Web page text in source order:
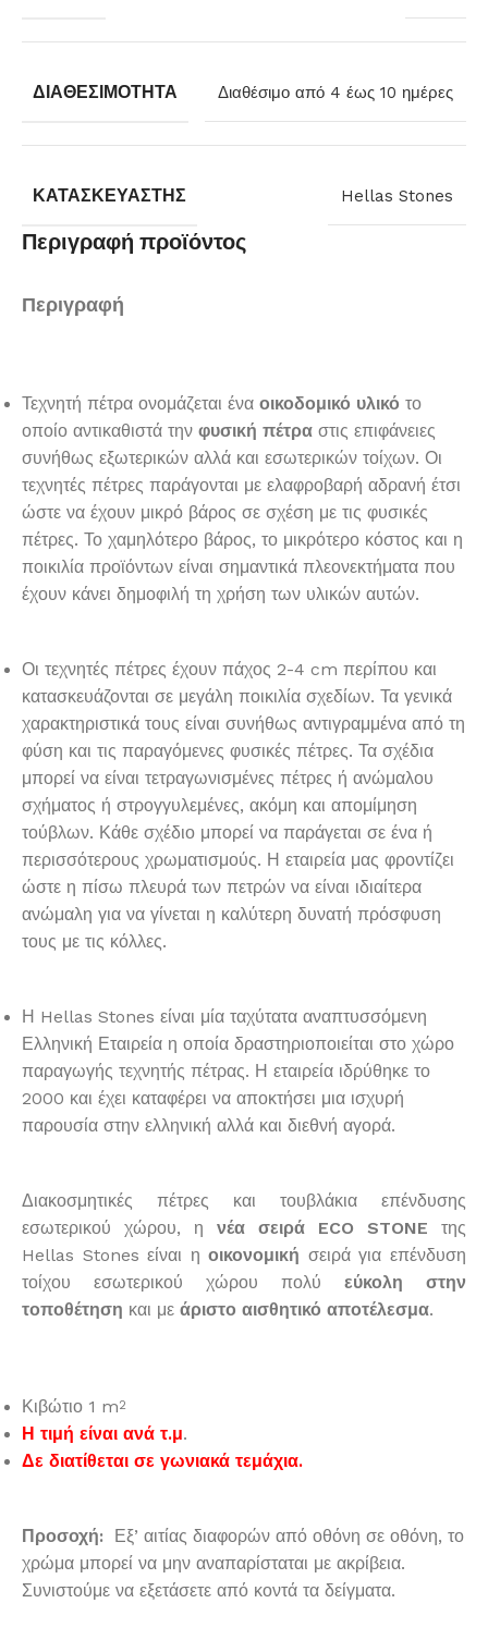
ΔΙΑΘΕΣΙΜΌΤΗΤΑ Διαθέσιμο από 4 έως 10 ημέρες
ΚΑΤΑΣΚΕΥΑΣΤΉΣ Hellas Stones
Περιγραφή προϊόντος
Περιγραφή
Τεχνητή πέτρα ονομάζεται ένα οικοδομικό υλικό το
οποίο αντικαθιστά την φυσική πέτρα στις επιφάνειες
συνήθως εξωτερικών αλλά και εσωτερικών τοίχων. Οι
τεχνητές πέτρες παράγονται με ελαφροβαρή αδρανή έτσι
ώστε να έχουν μικρό βάρος σε σχέση με τις φυσικές
πέτρες. Το χαμηλότερο βάρος, το μικρότερο κόστος και η
ποικιλία προϊόντων είναι σημαντικά πλεονεκτήματα που
έχουν κάνει δημοφιλή τη χρήση των υλικών αυτών.
Οι τεχνητές πέτρες έχουν πάχος 2-4 cm περίπου και
κατασκευάζονται σε μεγάλη ποικιλία σχεδίων. Τα γενικά
χαρακτηριστικά τους είναι συνήθως αντιγραμμένα από τη
φύση και τις παραγόμενες φυσικές πέτρες. Τα σχέδια
μπορεί να είναι τετραγωνισμένες πέτρες ή ανώμαλου
σχήματος ή στρογγυλεμένες, ακόμη και απομίμηση
τούβλων. Κάθε σχέδιο μπορεί να παράγεται σε ένα ή
περισσότερους χρωματισμούς. Η εταιρεία μας φροντίζει
ώστε η πίσω πλευρά των πετρών να είναι ιδιαίτερα
ανώμαλη για να γίνεται η καλύτερη δυνατή πρόσφυση
τους με τις κόλλες.
Η Hellas Stones είναι μία ταχύτατα αναπτυσσόμενη
Ελληνική Εταιρεία η οποία δραστηριοποιείται στο χώρο
παραγωγής τεχνητής πέτρας. Η εταιρεία ιδρύθηκε το
2000 και έχει καταφέρει να αποκτήσει μια ισχυρή
παρουσία στην ελληνική αλλά και διεθνή αγορά.
Διακοσμητικές πέτρες και τουβλάκια επένδυσης
εσωτερικού χώρου, η νέα σειρά ECO STONE της
Hellas Stones είναι ηοικονομική σειρά για επένδυση
τοίχου εσωτερικού χώρου πολύ εύκολη στην
τοποθέτηση και με άριστο αισθητικό αποτέλεσμα.
Κιβώτιο 1 m2
Η τιμή είναι ανά τ.μ.
Δε διατίθεται σε γωνιακά τεμάχια.
Προσοχή:
Εξ’ αιτίας διαφορών από οθόνη σε οθόνη, το
χρώμα μπορεί να μην αναπαρίσταται με ακρίβεια.
Συνιστούμε να εξετάσετε από κοντά τα δείγματα.